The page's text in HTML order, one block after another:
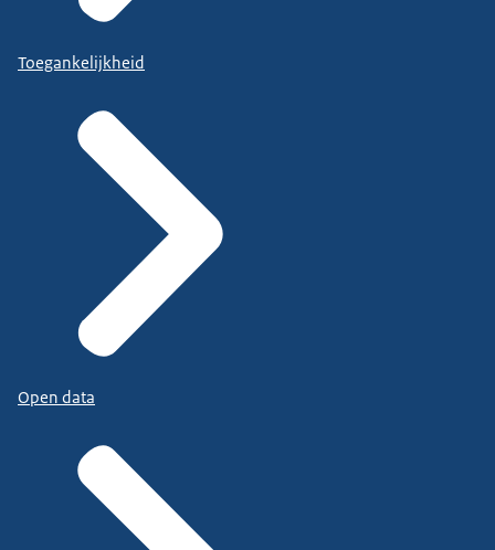
Toegankelijkheid
Open data